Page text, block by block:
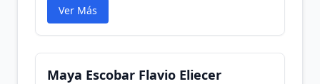
Ver Más
Maya Escobar Flavio Eliecer